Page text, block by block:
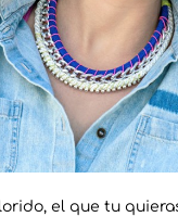
el que tu